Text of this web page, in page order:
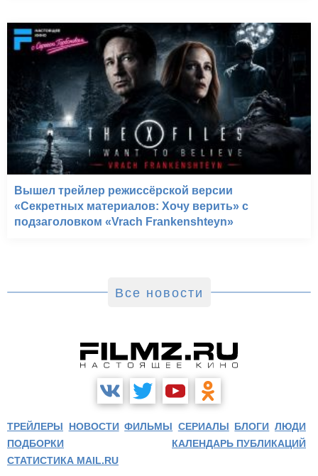
Вышел трейлер режиссёрской версии
«Секретных материалов: Хочу верить» с
подзаголовком «Vrach Frankenshteyn»
Все новости
ТРЕЙЛЕРЫ НОВОСТИ ФИЛЬМЫ СЕРИАЛЫ БЛОГИ ЛЮДИ
ПОДБОРКИ
КАЛЕНДАРЬ ПУБЛИКАЦИЙ
СТАТИСТИКА MAIL.RU